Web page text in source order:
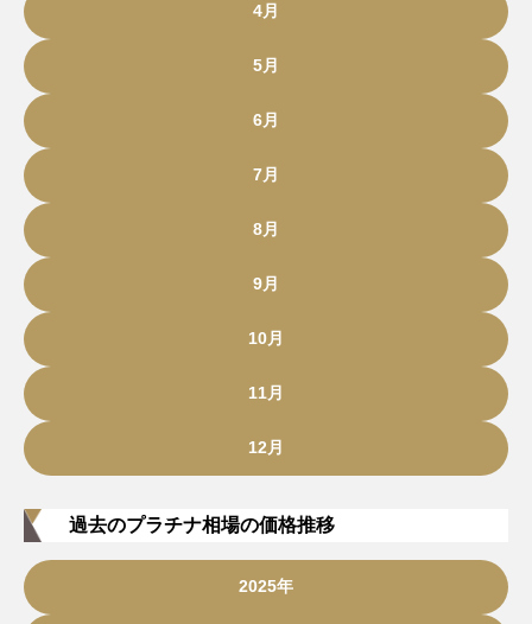
4月
5月
6月
7月
8月
9月
10月
11月
12月
過去のプラチナ相場の価格推移
2025年